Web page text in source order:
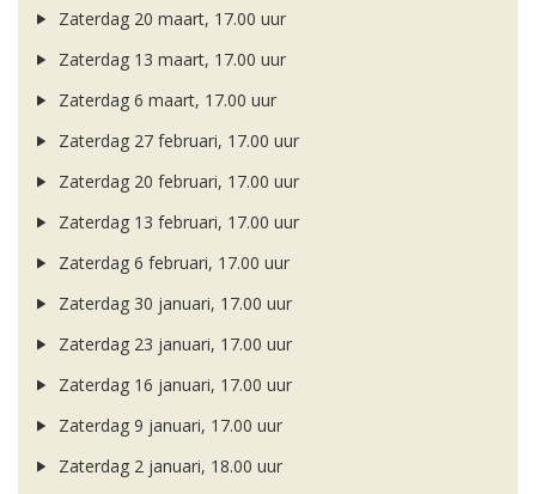
Zaterdag 20 maart, 17.00 uur
Zaterdag 13 maart, 17.00 uur
Zaterdag 6 maart, 17.00 uur
Zaterdag 27 februari, 17.00 uur
Zaterdag 20 februari, 17.00 uur
Zaterdag 13 februari, 17.00 uur
Zaterdag 6 februari, 17.00 uur
Zaterdag 30 januari, 17.00 uur
Zaterdag 23 januari, 17.00 uur
Zaterdag 16 januari, 17.00 uur
Zaterdag 9 januari, 17.00 uur
Zaterdag 2 januari, 18.00 uur